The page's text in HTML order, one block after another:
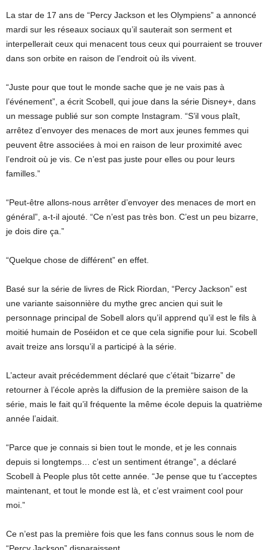
La star de 17 ans de “Percy Jackson et les Olympiens” a annoncé
mardi sur les réseaux sociaux qu’il sauterait son serment et
interpellerait ceux qui menacent tous ceux qui pourraient se trouver
dans son orbite en raison de l’endroit où ils vivent.
“Juste pour que tout le monde sache que je ne vais pas à
l’événement”, a écrit Scobell, qui joue dans la série Disney+, dans
un message publié sur son compte Instagram. “S’il vous plaît,
arrêtez d’envoyer des menaces de mort aux jeunes femmes qui
peuvent être associées à moi en raison de leur proximité avec
l’endroit où je vis. Ce n’est pas juste pour elles ou pour leurs
familles.”
“Peut-être allons-nous arrêter d’envoyer des menaces de mort en
général”, a-t-il ajouté. “Ce n’est pas très bon. C’est un peu bizarre,
je dois dire ça.”
“Quelque chose de différent” en effet.
Basé sur la série de livres de Rick Riordan, “Percy Jackson” est
une variante saisonnière du mythe grec ancien qui suit le
personnage principal de Sobell alors qu’il apprend qu’il est le fils à
moitié humain de Poséidon et ce que cela signifie pour lui. Scobell
avait treize ans lorsqu’il a participé à la série.
L’acteur avait précédemment déclaré que c’était “bizarre” de
retourner à l’école après la diffusion de la première saison de la
série, mais le fait qu’il fréquente la même école depuis la quatrième
année l’aidait.
“Parce que je connais si bien tout le monde, et je les connais
depuis si longtemps… c’est un sentiment étrange”, a déclaré
Scobell à People plus tôt cette année. “Je pense que tu t’acceptes
maintenant, et tout le monde est là, et c’est vraiment cool pour
moi.”
Ce n’est pas la première fois que les fans connus sous le nom de